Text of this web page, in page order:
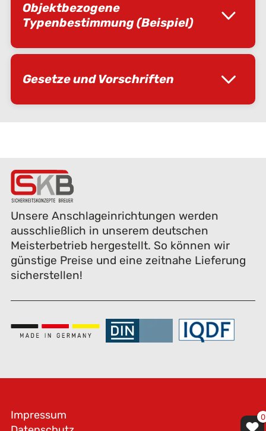
Objektbezogene
Typenbestimmung (Beispiel)
Gesetze und Vorschriften
Unsere Anschlageinrichtungen werden
ausschließlich in unserem deutschen
Meisterbetrieb hergestellt. So können wir
günstige Preise und eine zeitnahe Lieferung
sicherstellen!
Impressum
0